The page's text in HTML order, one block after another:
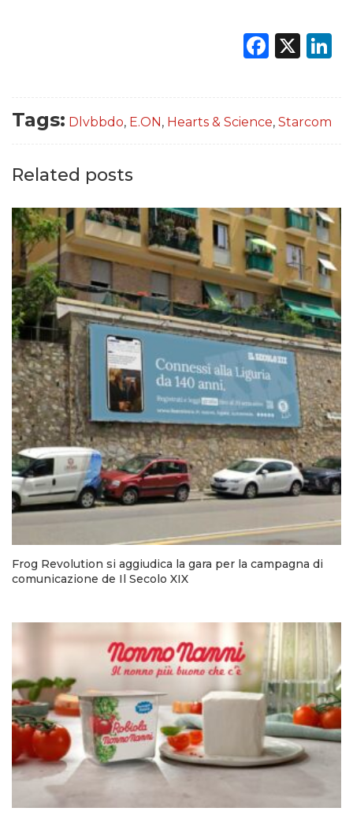
X
Tags: Dlvbbdo, E.ON , Hearts & Science, Starcom
Related posts
Frog Revolution si aggiudica la gara per la campagna di
comunicazione de Il Secolo XIX